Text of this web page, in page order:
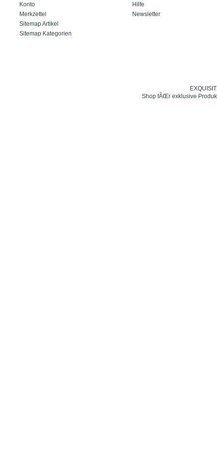
Konto
Merkzettel
Sitemap Artikel
Sitemap Kategorien
Hilfe
Newsletter
Shop fÃŒr exklusive